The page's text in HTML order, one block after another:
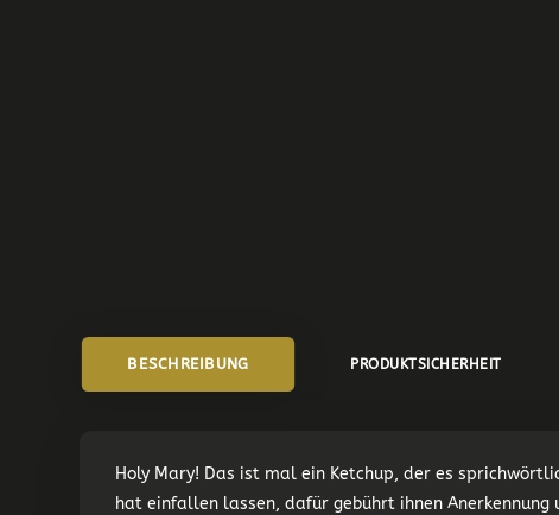
BESCHREIBUNG PRODUKTSICHERHEIT
Holy Mary! Das ist mal ein Ketchup, der es
hat einfallen lassen, dafür gebührt ihnen Anerkennung